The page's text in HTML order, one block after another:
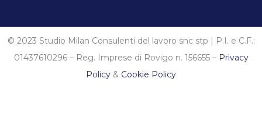
© 2023 Studio Milan Consulenti del lavoro snc stp | P.I. e C.F.:
01437610296 – Reg. Imprese di Rovigo n. 156655 – Privacy
Policy & Cookie Policy